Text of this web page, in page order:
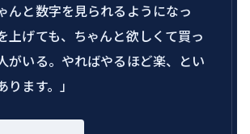
んと数字を見られるようになっ
上げても、ちゃんと欲しくて買っ
がいる。やればやるほど楽、とい
ります。」